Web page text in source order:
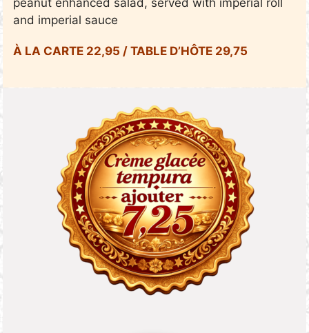
and imperial sauce
À LA CARTE 22,95 / TABLE D’HÔTE 29,75